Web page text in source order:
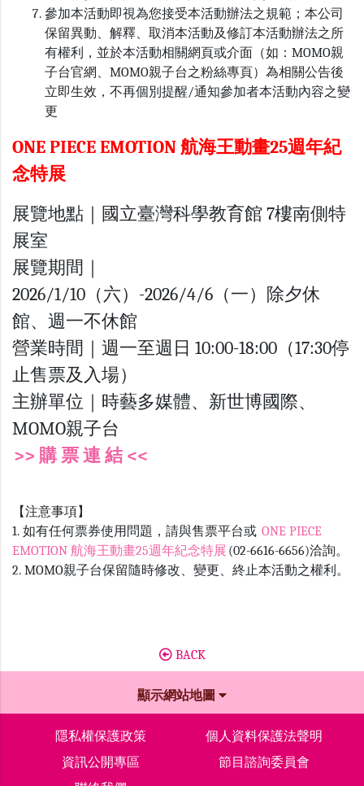
參加本活動即視為您接受本活動辦法之規範；本公司
保留異動、解釋、取消本活動及修訂本活動辦法之所
有權利，並於本活動相關網頁或介面（如：MOMO親
子台官網、MOMO親子台之粉絲專頁）為相關公告後
立即生效，不再個別提醒/通知參加者本活動內容之變
更
ONE PIECE EMOTION 航海王動畫25週年紀
念特展
展覽地點｜國立臺灣科學教育館 7樓南側特
展室
展覽期間｜
2026/1/10（六）-2026/4/6（一）除夕休
館、週一不休館
營業時間｜週一至週日 10:00-18:00（17:30停
止售票及入場）
主辦單位｜時藝多媒體、新世博國際、
MOMO親子台
>> 購 票 連 結 <<
【注意事項】
1. 如有任何票券使用問題，請與售票平台或 ONE PIECE
EMOTION 航海王動畫25週年紀念特展 (02-6616-6656)洽詢。
2. MOMO親子台保留隨時修改、變更、終止本活動之權利。
BACK
顯示網站地圖
隱私權保護政策
個人資料保護法聲明
資訊公開專區
節目諮詢委員會